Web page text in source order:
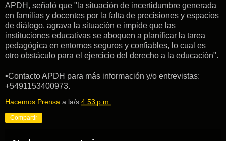
APDH, señaló que "la situación de incertidumbre generada
en familias y docentes por la falta de precisiones y espacios
de diálogo, agrava la situación e impide que las
instituciones educativas se aboquen a planificar la tarea
pedagógica en entornos seguros y confiables, lo cual es
otro obstáculo para el ejercicio del derecho a la educación".
▪︎Contacto APDH para más información y/o entrevistas:
+5491153400973.
Hacemos Prensa a la/s 4:53 p.m.
Compartir